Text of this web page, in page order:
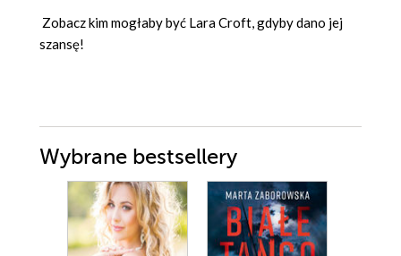
Zobacz kim mogłaby być Lara Croft, gdyby dano jej
szansę!
Wybrane bestsellery